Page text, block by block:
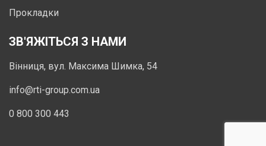
Прокладки
ЗВ'ЯЖІТЬСЯ З НАМИ
Вінниця, вул. Максима Шимка, 54
info@rti-group.com.ua
0 800 300 443